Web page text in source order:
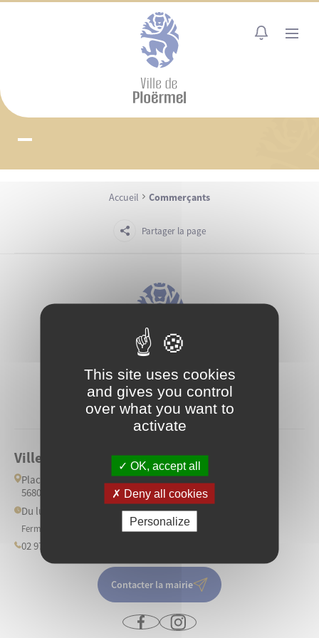
Accueil Commerçants
Partager la page
Ville de Ploërmel
Place de l'Hôtel de Ville
56800 Ploërmel
Du lundi au vendredi: 9h/12h et 13h30/17h30
Fermé les samedis
02 97 73 20 73
Contacter la mairie
This site uses cookies
and gives you control
over what you want to
activate
OK, accept all
Deny all cookies
Personalize